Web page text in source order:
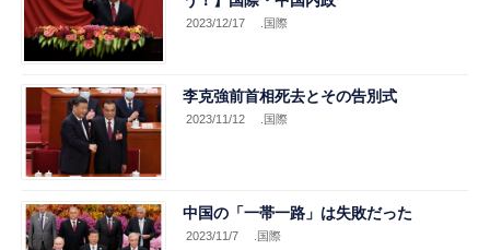
2023/12/17 .国際
李克強前首相死去とその告別式
2023/11/12 .国際
中国の「一帯一路」は失敗だった
2023/11/7 .国際